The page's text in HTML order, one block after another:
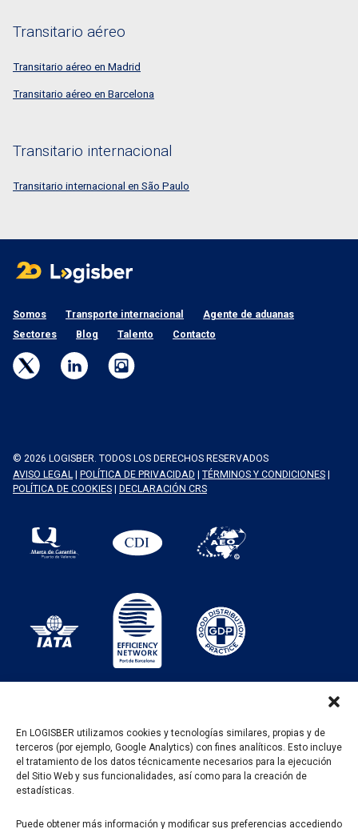
En LOGISBER utilizamos cookies y tecnologías similares, propias y de
terceros (por ejemplo, Google Analytics) con fines analíticos. Esto incluye
el tratamiento de los datos técnicamente necesarios para la ejecución
del Sitio Web y sus funcionalidades, así como para la creación de
estadísticas.
Puede obtener más información y modificar sus preferencias accediendo
Transitario aéreo
Transitario aéreo en Madrid
Transitario aéreo en Barcelona
Transitario internacional
Transitario internacional en São Paulo
Somos Transporte internacional
Agente de aduanas
Sectores
Blog Talento Contacto
© 2026 LOGISBER. TODOS LOS DERECHOS RESERVADOS
AVISO LEGAL | POLÍTICA DE PRIVACIDAD | TÉRMINOS Y CONDICIONES |
POLÍTICA DE COOKIES | DECLARACIÓN CRS
PROGRAMA KIT DIGITAL FINANCIADO POR LOS
FONDOS NEXT GENERATION DEL MECANISMO DE